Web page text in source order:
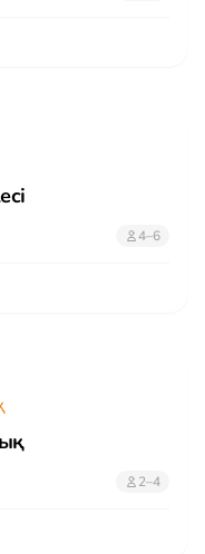
4–6
2–4